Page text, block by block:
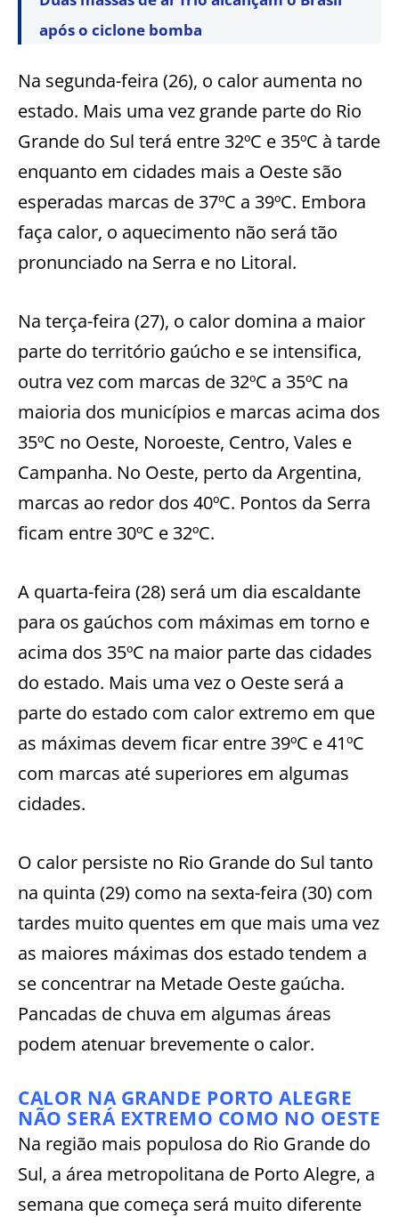
após o ciclone bomba
Na segunda-feira (26), o calor aumenta no
estado. Mais uma vez grande parte do Rio
Grande do Sul terá entre 32ºC e 35ºC à tarde
enquanto em cidades mais a Oeste são
esperadas marcas de 37ºC a 39ºC. Embora
faça calor, o aquecimento não será tão
pronunciado na Serra e no Litoral.
Na terça-feira (27), o calor domina a maior
parte do território gaúcho e se intensifica,
outra vez com marcas de 32ºC a 35ºC na
maioria dos municípios e marcas acima dos
35ºC no Oeste, Noroeste, Centro, Vales e
Campanha. No Oeste, perto da Argentina,
marcas ao redor dos 40ºC. Pontos da Serra
ficam entre 30ºC e 32ºC.
A quarta-feira (28) será um dia escaldante
para os gaúchos com máximas em torno e
acima dos 35ºC na maior parte das cidades
do estado. Mais uma vez o Oeste será a
parte do estado com calor extremo em que
as máximas devem ficar entre 39ºC e 41ºC
com marcas até superiores em algumas
cidades.
O calor persiste no Rio Grande do Sul tanto
na quinta (29) como na sexta-feira (30) com
tardes muito quentes em que mais uma vez
as maiores máximas dos estado tendem a
se concentrar na Metade Oeste gaúcha.
Pancadas de chuva em algumas áreas
podem atenuar brevemente o calor.
CALOR NA GRANDE PORTO ALEGRE
NÃO SERÁ EXTREMO COMO NO OESTE
Na região mais populosa do Rio Grande do
Sul, a área metropolitana de Porto Alegre, a
semana que começa será muito diferente